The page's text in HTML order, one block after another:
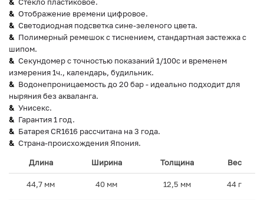
Стекло пластиковое.
Отображение времени цифровое.
Светодиодная подсветка сине-зеленого цвета.
Полимерный ремешок с тиснением, стандартная застежка с
шипом.
Секундомер с точностью показаний 1/100с и временем
измерения 1ч., календарь, будильник.
Водонепроницаемость до 20 бар - идеально подходит для
ныряния без акваланга.
Унисекс.
Гарантия 1 год.
Батарея CR1616 рассчитана на 3 года.
Страна-происхождения Япония.
Длина Ширина Толщина Вес
44,7 мм 40 мм 12,5 мм 44 г